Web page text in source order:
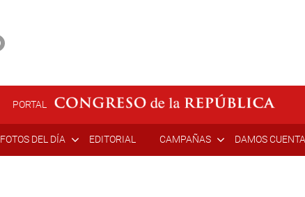
PORTAL
FOTOS DEL DÍA EDITORIAL CAMPAÑAS DAMOS CUENTA